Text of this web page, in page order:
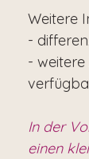
Weitere
-
-
In der
einen